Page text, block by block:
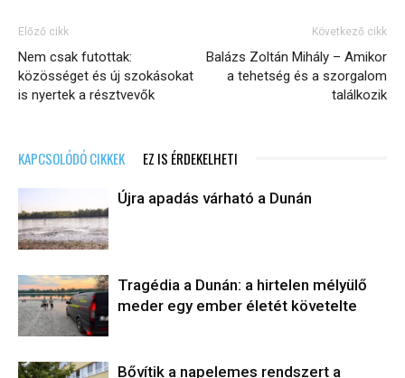
Előző cikk
Nem csak futottak:
közösséget és új szokásokat
is nyertek a résztvevők
Következő cikk
Balázs Zoltán Mihály – Amikor
a tehetség és a szorgalom
találkozik
KAPCSOLÓDÓ CIKKEK EZ IS ÉRDEKELHETI
Újra apadás várható a Dunán
Tragédia a Dunán: a hirtelen mélyülő
meder egy ember életét követelte
Bővítik a napelemes rendszert a